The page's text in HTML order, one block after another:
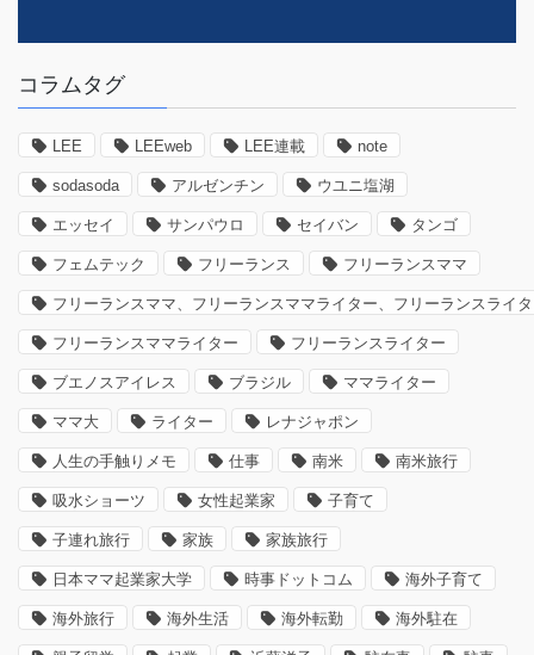
コラムタグ
LEE LEEweb LEE連載 note
sodasoda アルゼンチン ウユニ塩湖
エッセイ サンパウロ セイバン タンゴ
フェムテック フリーランス フリーランスママ
フリーランスママ、フリーランスママライター、フリーランスライ
フリーランスママライター フリーランスライター
ブエノスアイレス ブラジル ママライター
ママ大 ライター レナジャポン
人生の手触りメモ 仕事 南米 南米旅行
吸水ショーツ 女性起業家 子育て
子連れ旅行 家族 家族旅行
日本ママ起業家大学 時事ドットコム 海外子育て
海外旅行 海外生活 海外転勤 海外駐在